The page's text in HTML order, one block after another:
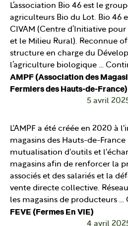
L’association Bio 46 est le
agriculteurs Bio du Lot. Bio 46
CIVAM (Centre d’Initiative
et le Milieu Rural). Reconnue
structure en charge du
l’agriculture biologique …
AMPF (Association des
Fermiers des Hauts-de-France)
5 avril
L'AMPF a été créée en 2020 à
magasins des Hauts-de-
mutualisation d'outils et
magasins afin de renforcer la
associés et des salariés et la
vente directe collective.
les magasins de producteurs …
FEVE (Fermes En ViE)
4 avril